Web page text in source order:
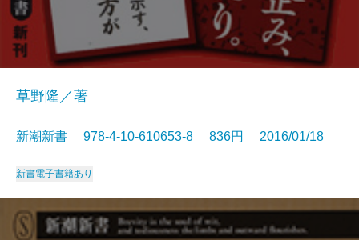
草野隆／著
新潮新書 978-4-10-610653-8 836円 2016/01/18
新書電子書籍あり